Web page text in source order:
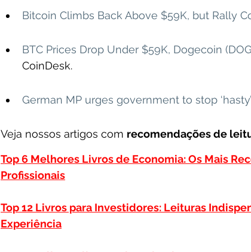
Bitcoin Climbs Back Above $59K, but Rally
BTC Prices Drop Under $59K, Dogecoin
CoinDesk.
German MP urges government to stop
Veja nossos artigos com recomendações de
Top 6 Melhores Livros de Economia: Os Mais
Profissionais
Top 12 Livros para Investidores: Leituras
Experiência